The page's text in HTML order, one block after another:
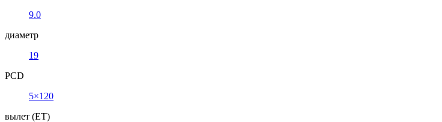
9.0
диаметр
19
PCD
5×120
вылет (ET)